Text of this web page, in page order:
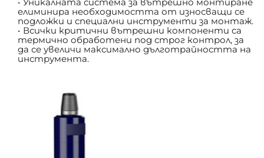
елиминира необходимостта от износващи се
подложки и специални инструменти за монтаж.
Всички критични вътрешни компоненти са
термично обработени под строг контрол, за
да се увеличи максимално дълготрайността на
инструмента.